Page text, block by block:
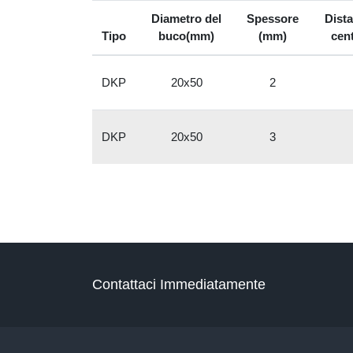
Tipo
Diametro del
buco(mm)
Spessore
(mm)
DKP 20x50 2
DKP 20x50 3
Contattaci Immediatamente